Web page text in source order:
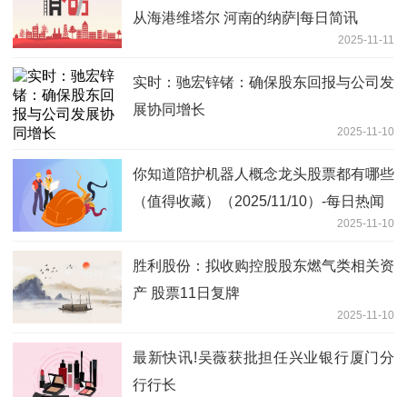
从海港维塔尔 河南的纳萨|每日简讯
2025-11-11
实时：驰宏锌锗：确保股东回报与公司发
展协同增长
2025-11-10
你知道陪护机器人概念龙头股票都有哪些
（值得收藏）（2025/11/10）-每日热闻
2025-11-10
胜利股份：拟收购控股股东燃气类相关资
产 股票11日复牌
2025-11-10
最新快讯!吴薇获批担任兴业银行厦门分
行行长